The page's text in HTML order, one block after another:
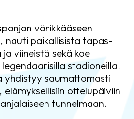
värikkääseen
nauti paikallisista tapas-
ja viineistä sekä koe
stadioneilla.
yhdistyy saumattomasti
elämyksellisiin ottelupäiviin
tunnelmaan.